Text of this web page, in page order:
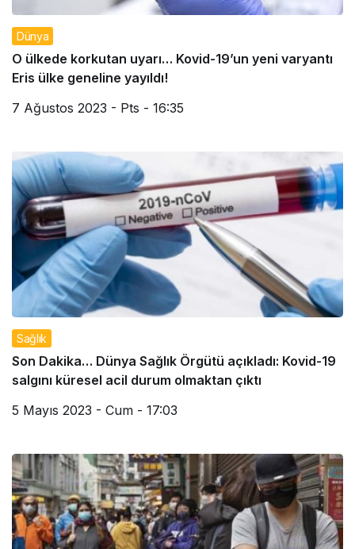
Dünya
O ülkede korkutan uyarı… Kovid-19’un yeni varyantı
Eris ülke geneline yayıldı!
7 Ağustos 2023 - Pts - 16:35
Sağlık
Son Dakika… Dünya Sağlık Örgütü açıkladı: Kovid-19
salgını küresel acil durum olmaktan çıktı
5 Mayıs 2023 - Cum - 17:03